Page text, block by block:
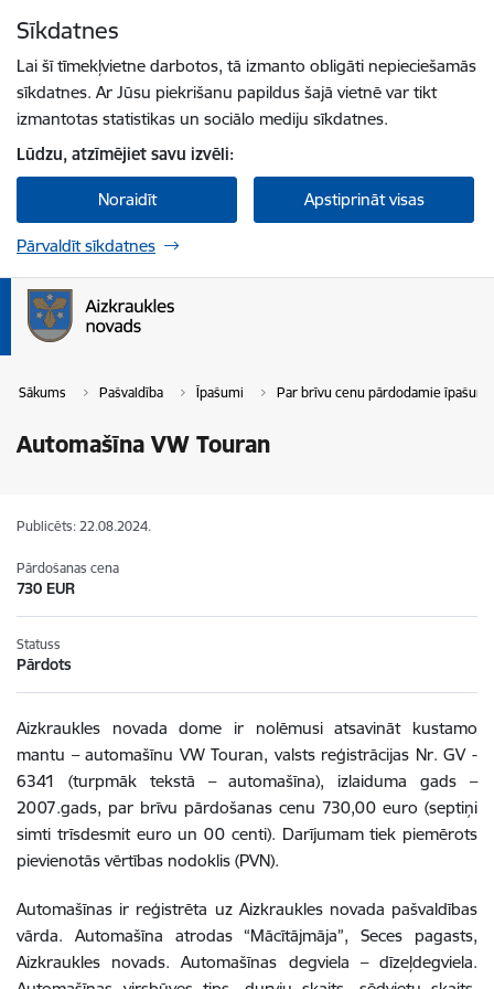
Sīkdatnes
Lai šī tīmekļvietne darbotos, tā izmanto obligāti nepieciešamās
sīkdatnes. Ar Jūsu piekrišanu papildus šajā vietnē var tikt
izmantotas statistikas un sociālo mediju sīkdatnes.
Lūdzu, atzīmējiet savu izvēli:
Noraidīt Apstiprināt visas
Pārvaldīt sīkdatnes
Sākums Pašvaldība Īpašumi Par brīvu cenu pārdodamie īpašumi
Automašīna VW Touran
Publicēts: 22.08.2024.
Pārdošanas cena
730 EUR
Statuss
Pārdots
Aizkraukles novada dome ir nolēmusi atsavināt kustamo
mantu – automašīnu VW Touran, valsts reģistrācijas Nr. GV -
6341 (turpmāk tekstā – automašīna), izlaiduma gads –
2007.gads, par brīvu pārdošanas cenu 730,00 euro (septiņi
simti trīsdesmit euro un 00 centi). Darījumam tiek piemērots
pievienotās vērtības nodoklis (PVN).
Automašīnas ir reģistrēta uz Aizkraukles novada pašvaldības
vārda. Automašīna atrodas “Mācītājmāja”, Seces pagasts,
Aizkraukles novads. Automašīnas degviela – dīzeļdegviela.